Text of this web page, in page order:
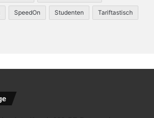
SpeedOn Studenten Tariftastisch